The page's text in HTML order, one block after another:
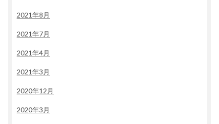
2021年8月
2021年7月
2021年4月
2021年3月
2020年12月
2020年3月